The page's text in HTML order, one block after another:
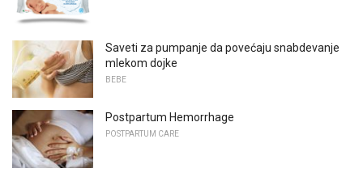
Saveti za pumpanje da povećaju snabdevanje
mlekom dojke
BEBE
Postpartum Hemorrhage
POSTPARTUM CARE